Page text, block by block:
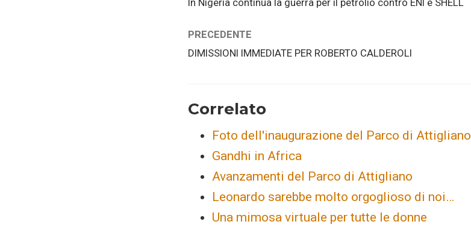
PRECEDENTE
DIMISSIONI IMMEDIATE PER ROBERTO CALDEROLI
Correlato
Foto dell'inaugurazione del Parco di Attigliano
Gandhi in Africa
Avanzamenti del Parco di Attigliano
Leonardo sarebbe molto orgoglioso di noi…
Una mimosa virtuale per tutte le donne